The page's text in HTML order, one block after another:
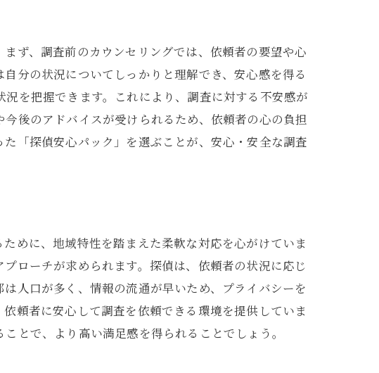
頼性
ず、調査前のカウンセリングでは、依頼者の要望や心
分の状況についてしっかりと理解でき、安心感を得る
を把握できます。これにより、調査に対する不安感が
後のアドバイスが受けられるため、依頼者の心の負担
「探偵安心パック」を選ぶことが、安心・安全な調査
めに、地域特性を踏まえた柔軟な対応を心がけていま
ローチが求められます。探偵は、依頼者の状況に応じ
人口が多く、情報の流通が早いため、プライバシーを
頼者に安心して調査を依頼できる環境を提供していま
とで、より高い満足感を得られることでしょう。